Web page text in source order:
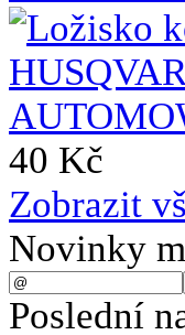
40 Kč
Zobrazit
Novinky
Poslední